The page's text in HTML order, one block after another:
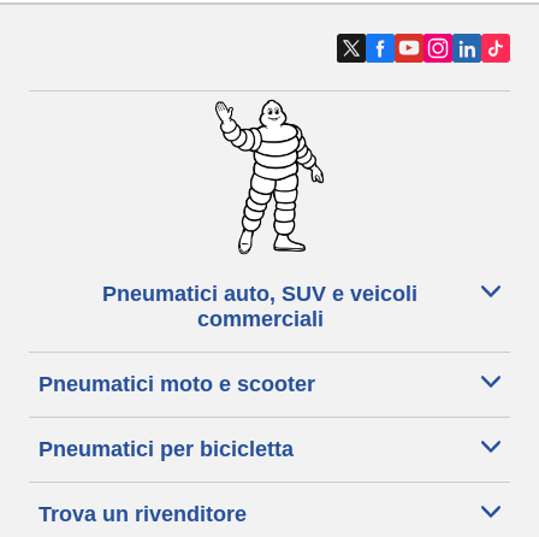
Pneumatici auto, SUV e veicoli
commerciali
Pneumatici moto e scooter
Pneumatici per bicicletta
Trova un rivenditore